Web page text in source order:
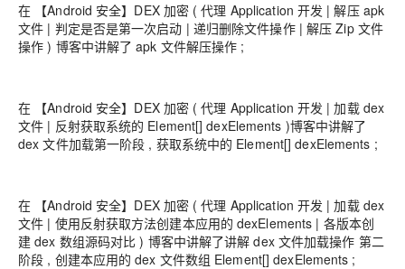
在 【Android 安全】DEX 加密 ( 代理 Application 开发 | 解压 apk
文件 | 判定是否是第一次启动 | 递归删除文件操作 | 解压 Zip 文件
操作 ) 博客中讲解了 apk 文件解压操作 ;
在 【Android 安全】DEX 加密 ( 代理 Application 开发 | 加载 dex
文件 | 反射获取系统的 Element[] dexElements )博客中讲解了
dex 文件加载第一阶段 , 获取系统中的 Element[] dexElements ;
在 【Android 安全】DEX 加密 ( 代理 Application 开发 | 加载 dex
文件 | 使用反射获取方法创建本应用的 dexElements | 各版本创
建 dex 数组源码对比 ) 博客中讲解了讲解 dex 文件加载操作 第二
阶段 , 创建本应用的 dex 文件数组 Element[] dexElements ;